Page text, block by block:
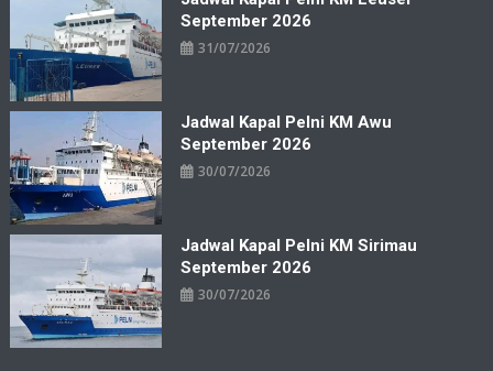
September 2026
31/07/2026
Jadwal Kapal Pelni KM Awu
September 2026
30/07/2026
Jadwal Kapal Pelni KM Sirimau
September 2026
30/07/2026